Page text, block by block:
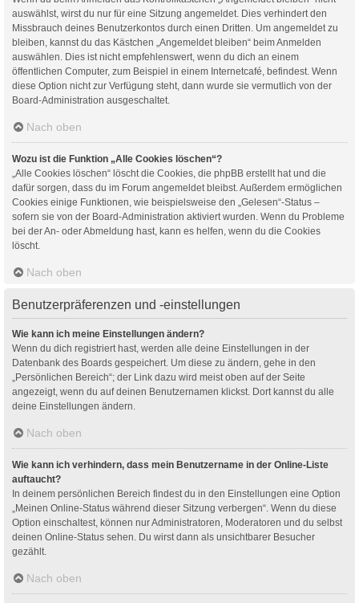
auswählst, wirst du nur für eine Sitzung angemeldet. Dies verhindert den
Missbrauch deines Benutzerkontos durch einen Dritten. Um angemeldet zu
bleiben, kannst du das Kästchen „Angemeldet bleiben“ beim Anmelden
auswählen. Dies ist nicht empfehlenswert, wenn du dich an einem
öffentlichen Computer, zum Beispiel in einem Internetcafé, befindest. Wenn
diese Option nicht zur Verfügung steht, dann wurde sie vermutlich von der
Board-Administration ausgeschaltet.
Nach oben
Wozu ist die Funktion „Alle Cookies löschen“?
„Alle Cookies löschen“ löscht die Cookies, die phpBB erstellt hat und die
dafür sorgen, dass du im Forum angemeldet bleibst. Außerdem ermöglichen
Cookies einige Funktionen, wie beispielsweise den „Gelesen“-Status –
sofern sie von der Board-Administration aktiviert wurden. Wenn du Probleme
bei der An- oder Abmeldung hast, kann es helfen, wenn du die Cookies
löscht.
Nach oben
Benutzerpräferenzen und -einstellungen
Wie kann ich meine Einstellungen ändern?
Wenn du dich registriert hast, werden alle deine Einstellungen in der
Datenbank des Boards gespeichert. Um diese zu ändern, gehe in den
„Persönlichen Bereich“; der Link dazu wird meist oben auf der Seite
angezeigt, wenn du auf deinen Benutzernamen klickst. Dort kannst du alle
deine Einstellungen ändern.
Nach oben
Wie kann ich verhindern, dass mein Benutzername in der Online-Liste
auftaucht?
In deinem persönlichen Bereich findest du in den Einstellungen eine Option
„Meinen Online-Status während dieser Sitzung verbergen“. Wenn du diese
Option einschaltest, können nur Administratoren, Moderatoren und du selbst
deinen Online-Status sehen. Du wirst dann als unsichtbarer Besucher
gezählt.
Nach oben